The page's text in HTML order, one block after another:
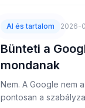
AI és tartalom 2026-
Bünteti a
mondanak
Nem. A Google nem
pontosan a